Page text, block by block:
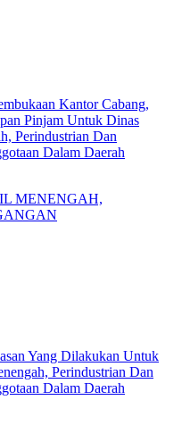
Kantor Cabang,
Pinjam Untuk Dinas
Perindustrian Dan
Dalam Daerah
MENENGAH,
Yang Dilakukan Untuk
Perindustrian Dan
Dalam Daerah